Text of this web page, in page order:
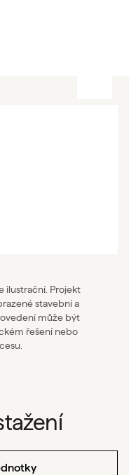
ilustrační. Projekt
stavební a
může být
řešení nebo